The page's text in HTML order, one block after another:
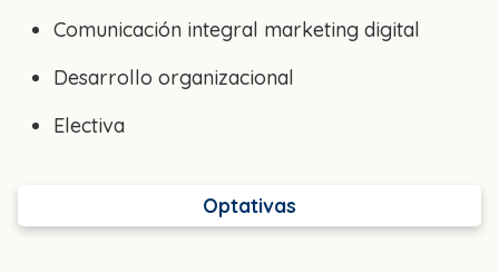
Comunicación integral marketing digital
Desarrollo organizacional
Electiva
Optativas